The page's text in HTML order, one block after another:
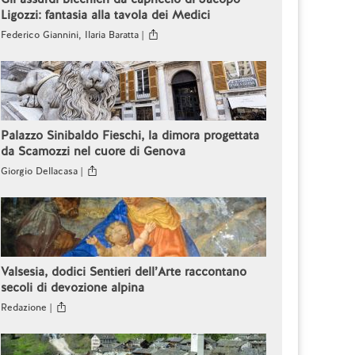
Ligozzi: fantasia alla tavola dei Medici
Federico Giannini, Ilaria Baratta |
Palazzo Sinibaldo Fieschi, la dimora progettata
da Scamozzi nel cuore di Genova
Giorgio Dellacasa |
Valsesia, dodici Sentieri dell’Arte raccontano
secoli di devozione alpina
Redazione |